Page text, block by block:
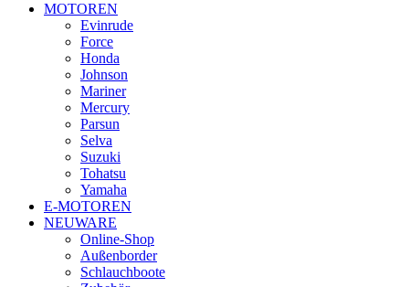
MOTOREN
Evinrude
Force
Honda
Johnson
Mariner
Mercury
Parsun
Selva
Suzuki
Tohatsu
Yamaha
E-MOTOREN
NEUWARE
Online-Shop
Außenborder
Schlauchboote